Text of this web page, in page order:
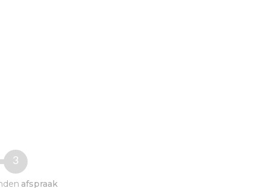
3
afspraak